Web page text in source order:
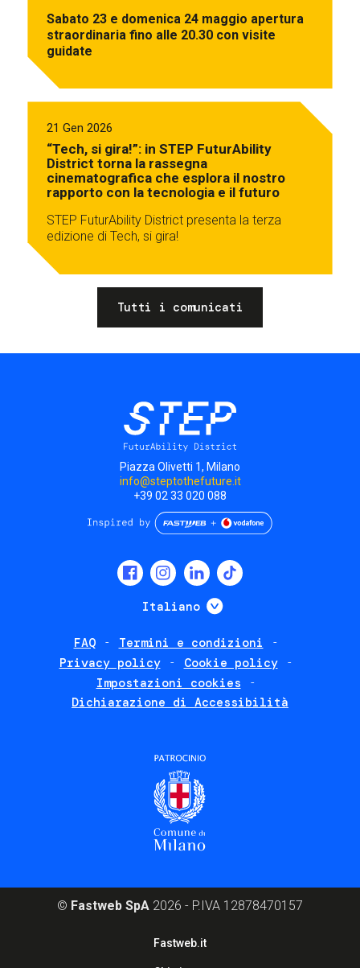
Sabato 23 e domenica 24 maggio apertura
straordinaria fino alle 20.30 con visite
guidate
21 Gen 2026
“Tech, si gira!”: in STEP FuturAbility
District torna la rassegna
cinematografica che esplora il nostro
rapporto con la tecnologia e il futuro
STEP FuturAbility District presenta la terza
edizione di Tech, si gira!
Tutti i comunicati
Piazza Olivetti 1, Milano
info@steptothefuture.it
+39 02 33 020 088
Italiano Mostra ulteriori
FAQ
Termini e condizioni
Privacy policy
Cookie policy
Impostazioni cookies
Dichiarazione di Accessibilità
© Fastweb SpA 2026 - P.IVA 12878470157
Fastweb.it